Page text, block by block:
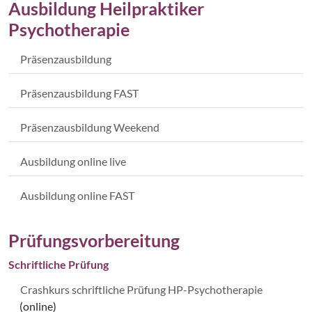
Ausbildung Heilpraktiker
Psychotherapie
Präsenzausbildung
Präsenzausbildung FAST
Präsenzausbildung Weekend
Ausbildung online live
Ausbildung online FAST
Prüfungsvorbereitung
Schriftliche Prüfung
Crashkurs schriftliche Prüfung HP-Psychotherapie
(online)